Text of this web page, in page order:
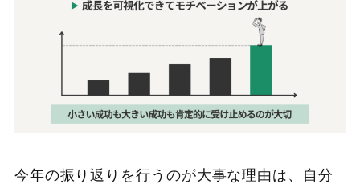
今年の振り返りを行うのが大事な理由は、自分